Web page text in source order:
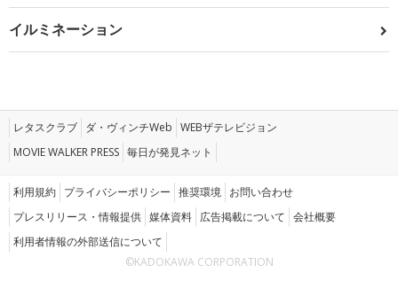
イルミネーション
レタスクラブ ダ・ヴィンチWeb WEBザテレビジョン
MOVIE WALKER PRESS 毎日が発見ネット
利用規約 プライバシーポリシー 推奨環境 お問い合わせ
プレスリリース・情報提供 媒体資料 広告掲載について 会社概要
利用者情報の外部送信について
©KADOKAWA CORPORATION